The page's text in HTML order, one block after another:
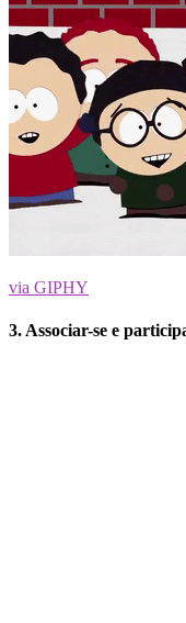
via GIPHY
3. Associar-se e